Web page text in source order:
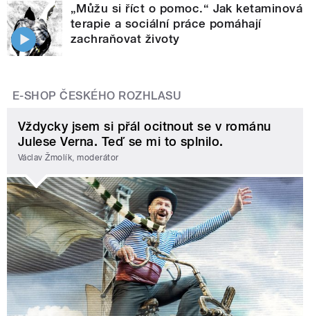
„Můžu si říct o pomoc.“ Jak ketaminová
terapie a sociální práce pomáhají
zachraňovat životy
E-SHOP ČESKÉHO ROZHLASU
Vždycky jsem si přál ocitnout se v románu
Julese Verna. Teď se mi to splnilo.
Václav Žmolík, moderátor